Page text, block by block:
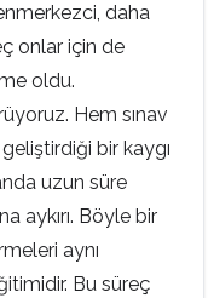
daha
onlar için de
oldu.
Hem sınav
bir kaygı
uzun süre
aykırı. Böyle bir
aynı
Bu süreç